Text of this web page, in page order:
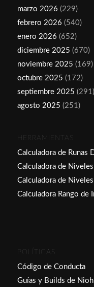
marzo 2026 (229)
febrero 2026 (540)
enero 2026 (652)
diciembre 2025 (670)
noviembre 2025 (169)
octubre 2025 (172)
septiembre 2025 (291)
agosto 2025 (251)
HERRAMIENTAS
Calculadora de Runas
Calculadora de
Calculadora de
Calculadora Rango de
POLÍTICAS
Código de Conducta
Guías y Builds de